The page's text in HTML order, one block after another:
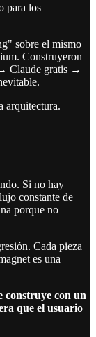
para los
sobre el mismo
Construyeron
Claude gratis →
arquitectura.
Si no hay
constante de
porque no
Cada pieza
es una
construye con un
que el usuario